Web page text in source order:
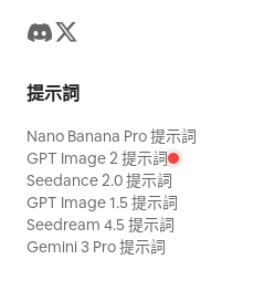
提示詞
Nano Banana Pro 提示詞
GPT Image 2 提示詞
Seedance 2.0 提示詞
GPT Image 1.5 提示詞
Seedream 4.5 提示詞
Gemini 3 Pro 提示詞